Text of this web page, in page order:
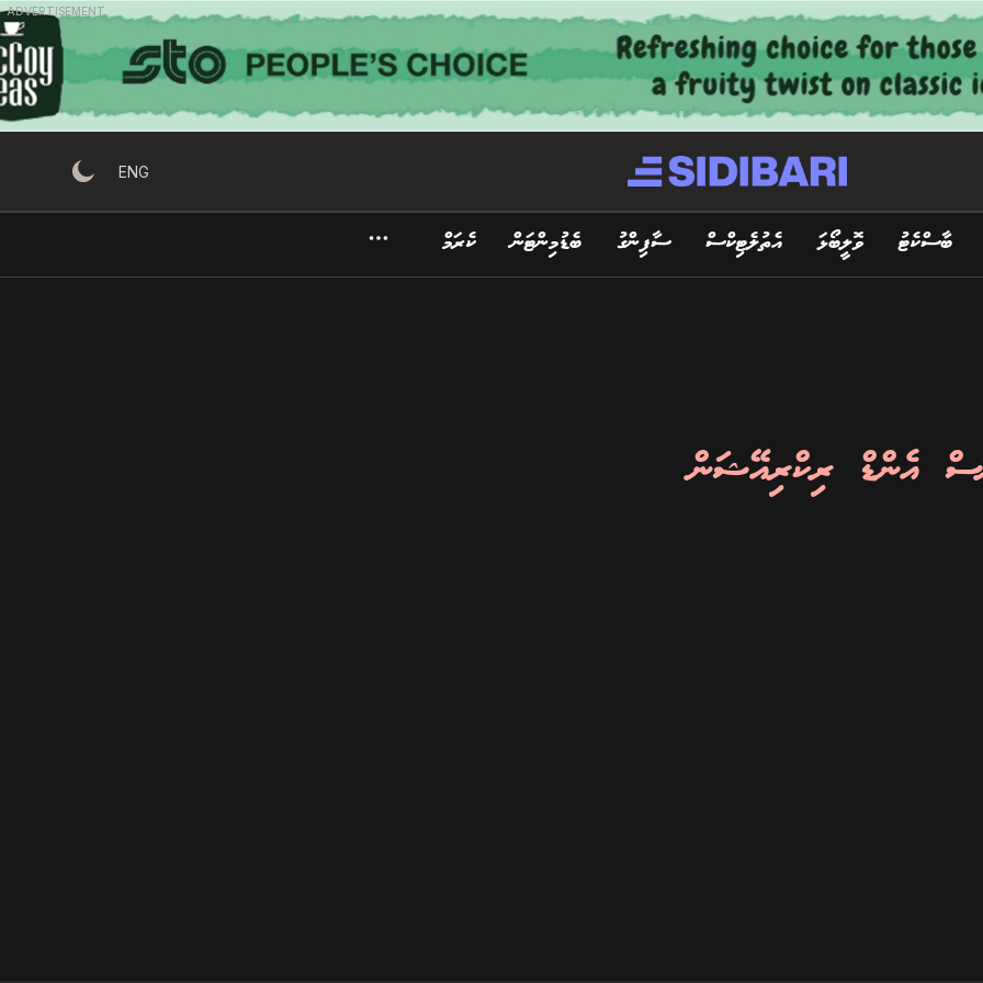
ADVERTISEMENT
ENG
ބާސްކެޓު ވޮލީބޯޅަ އެތުލެޓިކްސް ސާފިންގު ބެޑުމިންޓަން ކެރަމް
އެންޑް ރިކްރިއޭޝަން